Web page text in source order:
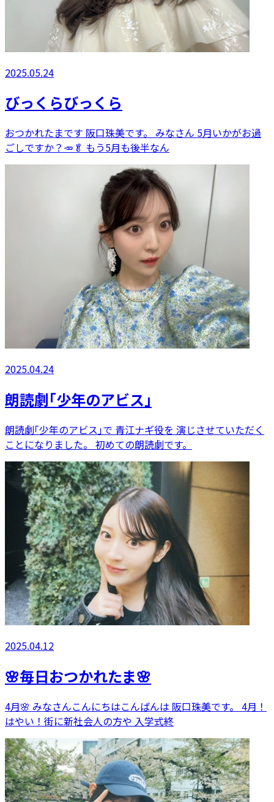
2025.05.24
びっくらびっくら
おつかれたまです 阪口珠美です。 みなさん 5月いかがお過
ごしですか？🥕🥬 もう5月も後半なん
2025.04.24
朗読劇｢少年のアビス｣
朗読劇｢少年のアビス｣で 青江ナギ役を 演じさせていただく
ことになりました。 初めての朗読劇です。
2025.04.12
🌸毎日おつかれたま🌸
4月🌸 みなさんこんにちはこんばんは 阪口珠美です。 4月！
はやい！街に新社会人の方や 入学式終